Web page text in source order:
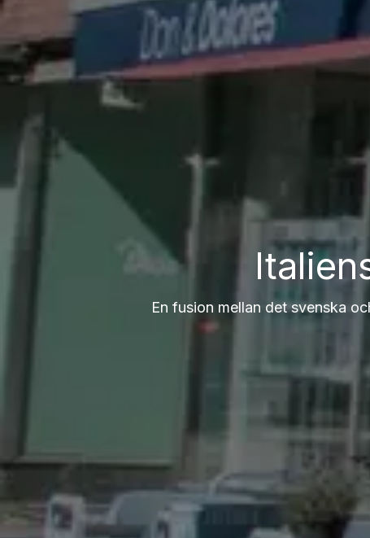
En fusion mellan det svenska